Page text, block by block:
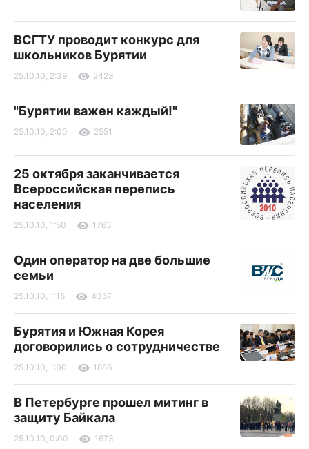
ВСГТУ проводит конкурс для
школьников Бурятии
25.10.10, 2:39 2423
"Бурятии важен каждый!"
25.10.10, 2:00 2551
25 октября заканчивается
Всероссийская перепись
населения
25.10.10, 1:50 1763
Один оператор на две большие
семьи
25.10.10, 1:15 4367
Бурятия и Южная Корея
договорились о сотрудничестве
25.10.10, 1:00 1886
В Петербурге прошел митинг в
защиту Байкала
25.10.10, 0:00 1673